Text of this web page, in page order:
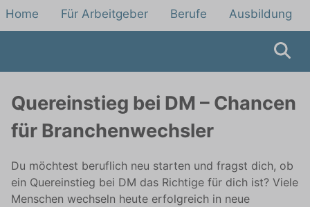
Home Für Arbeitgeber Berufe Ausbildung
Quereinstieg bei DM – Chancen
für Branchenwechsler
Du möchtest beruflich neu starten und fragst dich, ob
ein Quereinstieg bei DM das Richtige für dich ist? Viele
Menschen wechseln heute erfolgreich in neue